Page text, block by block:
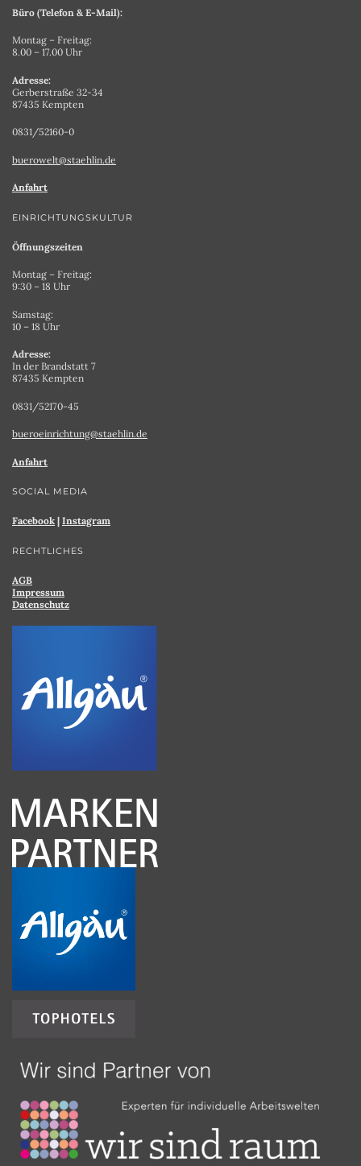
Büro (Telefon & E-Mail):
Montag – Freitag:
8.00 – 17.00 Uhr
Adresse:
Gerberstraße 32-34
87435 Kempten
0831/52160-0
buerowelt@staehlin.de
Anfahrt
EINRICHTUNGSKULTUR
Öffnungszeiten
Montag – Freitag:
9:30 – 18 Uhr
Samstag:
10 – 18 Uhr
Adresse:
In der Brandstatt 7
87435 Kempten
0831/52170-45
bueroeinrichtung@staehlin.de
Anfahrt
SOCIAL MEDIA
Facebook | Instagram
RECHTLICHES
AGB
Impressum
Datenschutz